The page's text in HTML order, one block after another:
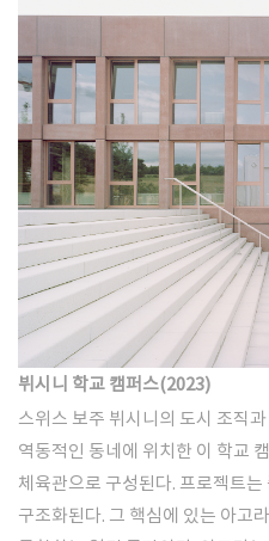
​뷔시니 학교 캠퍼스(2023) ​
스위스 보주 뷔시니의 도시 조직
역동적인 동네에 위치한 이 학교
체육관으로 구성된다. 프로젝트
구조화된다. 그 핵심에 있는 아고